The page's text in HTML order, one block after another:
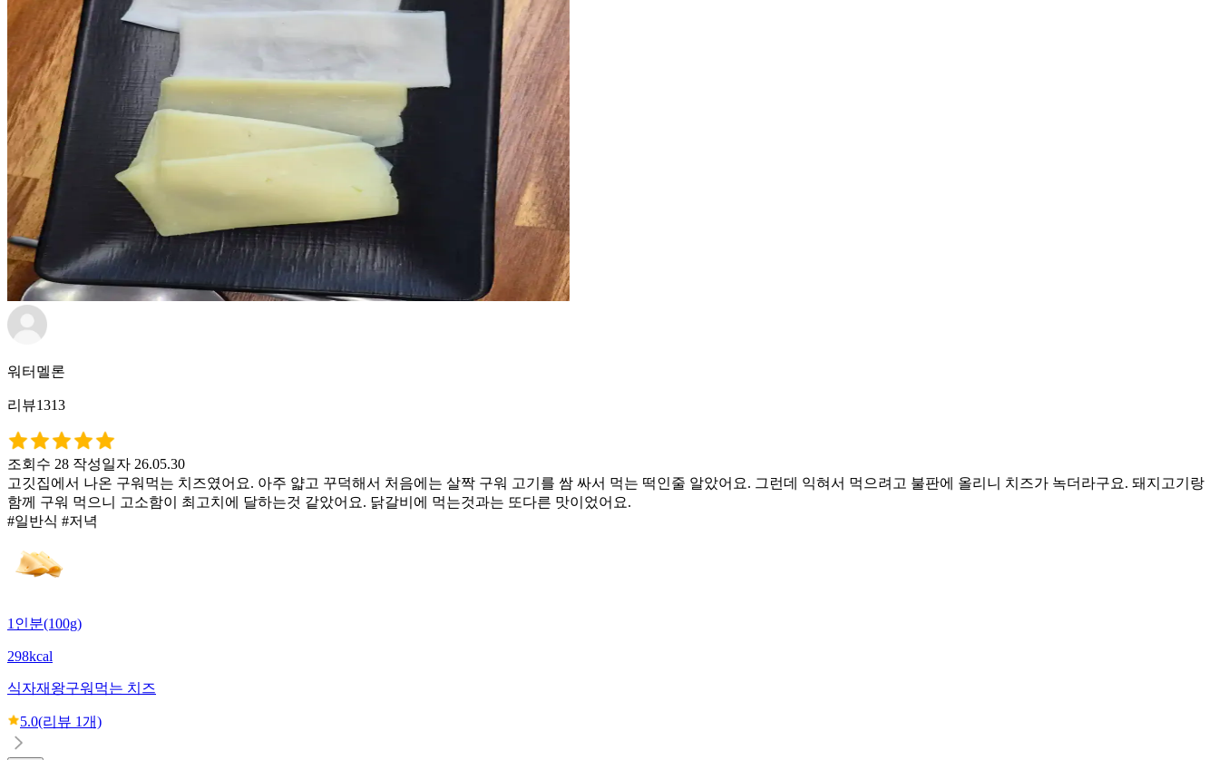
워터멜론
리뷰1313
조회수 28 작성일자 26.05.30
고깃집에서 나온 구워먹는 치즈였어요. 아주 얇고 꾸덕해서 처음에는 살짝 구워 고기를 쌈 싸서 먹는 떡인줄 알았어요. 그런데 익혀서 먹으려고 불판에 올리니 치즈가 녹더라구요. 돼지고기랑
함께 구워 먹으니 고소함이 최고치에 달하는것 같았어요. 닭갈비에 먹는것과는 또다른 맛이었어요.
#일반식 #저녁
1인분(100g)
298kcal
식자재왕구워먹는 치즈
5.0(리뷰 1개)